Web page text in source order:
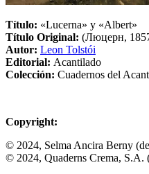
Título: «Lucerna» y «Albert»
Título Original: (Люцерн,
Autor: Leon Tolstói
Editorial: Acantilado
Colección: Cuadernos del
Copyright:
© 2024, Selma Ancira Berny
© 2024, Quaderns Crema, S.A.